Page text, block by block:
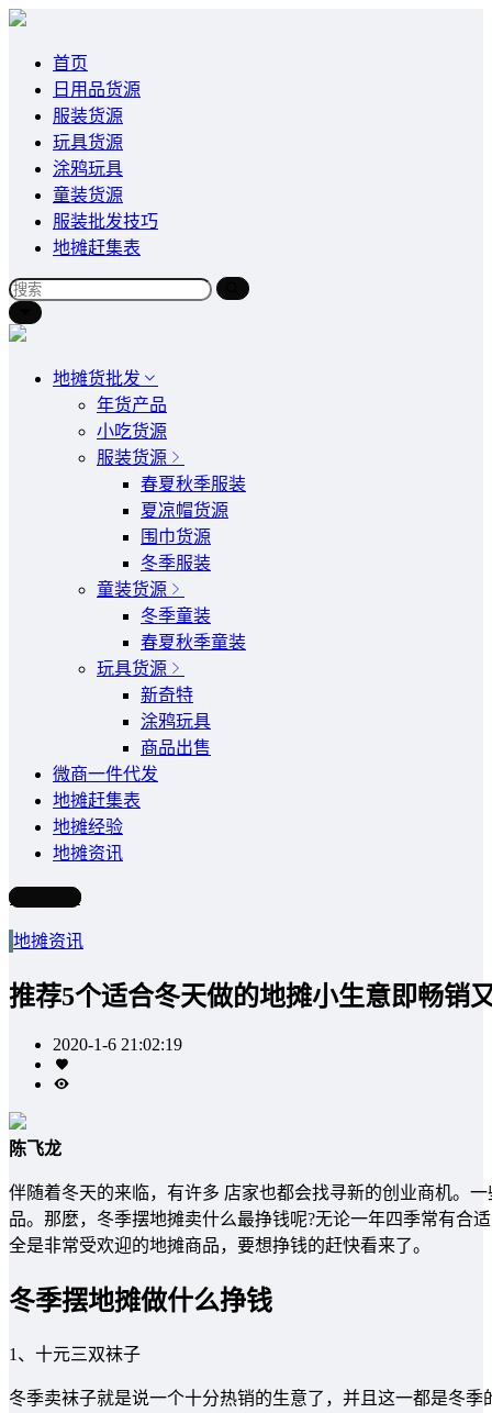
首页
日用品货源
服装货源
玩具货源
涂鸦玩具
童装货源
服装批发技巧
地摊赶集表
地摊货批发
年货产品
小吃货源
服装货源
春夏秋季服装
夏凉帽货源
围巾货源
冬季服装
童装货源
冬季童装
春夏秋季童装
玩具货源
新奇特
涂鸦玩具
商品出售
微商一件代发
地摊赶集表
地摊经验
地摊资讯
写文章
地摊资讯
推荐5个适合冬天做的地摊小生意即畅销
2020-1-6 21:02:19
陈飞龙
伴随着冬天的来临，有许多 店家也都会找寻新的创业商机。
品。那麼，冬季摆地摊卖什么最挣钱呢?无论一年四季常有合
全是非常受欢迎的地摊商品，要想挣钱的赶快看来了。
冬季摆地摊做什么挣钱
1、十元三双袜子
冬季卖袜子就是说一个十分热销的生意了，并且这一都是冬